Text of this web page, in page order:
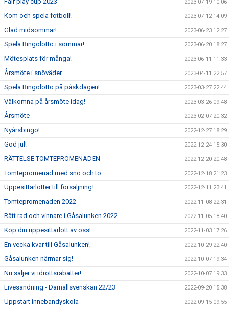
2023-07-19 10:06
Kom och spela fotboll! 2023-07-12 14:09
Glad midsommar! 2023-06-23 12:27
Spela Bingolotto i sommar! 2023-06-20 18:27
Mötesplats för många! 2023-06-11 11:33
Årsmöte i snöväder 2023-04-11 22:57
Spela Bingolotto på påskdagen! 2023-03-27 22:44
Välkomna på årsmöte idag! 2023-03-26 09:48
Årsmöte 2023-02-07 20:32
Nyårsbingo! 2022-12-27 18:29
God jul! 2022-12-24 15:30
RÄTTELSE TOMTEPROMENADEN 2022-12-20 20:48
Tomtepromenad med snö och tö 2022-12-18 21:23
Uppesittarlotter till försäljning! 2022-12-11 23:41
Tomtepromenaden 2022 2022-11-08 22:31
Rätt rad och vinnare i Gåsalunken 2022 2022-11-05 18:40
Köp din uppesittarlott av oss! 2022-11-03 17:26
En vecka kvar till Gåsalunken! 2022-10-29 22:40
Gåsalunken närmar sig! 2022-10-07 19:34
Nu säljer vi idrottsrabatter! 2022-10-07 19:33
Livesändning - Damallsvenskan 22/23 2022-09-20 15:38
Uppstart innebandyskola 2022-09-15 09:55